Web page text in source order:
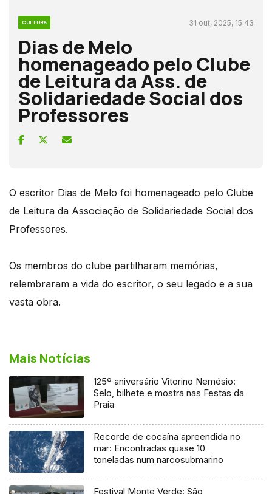
CULTURA 31 out, 2025, 15:43
Dias de Melo
homenageado pelo Clube
de Leitura da Ass. de
Solidariedade Social dos
Professores
O escritor Dias de Melo foi homenageado pelo Clube
de Leitura da Associação de Solidariedade Social dos
Professores.
Os membros do clube partilharam memórias,
relembraram a vida do escritor, o seu legado e a sua
vasta obra.
Mais Notícias
125º aniversário Vitorino Nemésio:
Selo, bilhete e mostra nas Festas da
Praia
Recorde de cocaína apreendida no
mar: Encontradas quase 10
toneladas num narcosubmarino
Festival Monte Verde: São